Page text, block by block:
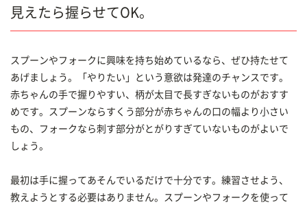
見えたら握らせてOK。
スプーンやフォークに興味を持ち始めているなら、ぜひ持たせて
あげましょう。「やりたい」という意欲は発達のチャンスです。
赤ちゃんの手で握りやすい、柄が太目で長すぎないものがおすす
めです。スプーンならすくう部分が赤ちゃんの口の幅より小さい
もの、フォークなら刺す部分がとがりすぎていないものがよいで
しょう。
最初は手に握ってあそんでいるだけで十分です。練習させよう、
教えようとする必要はありません。スプーンやフォークを使って